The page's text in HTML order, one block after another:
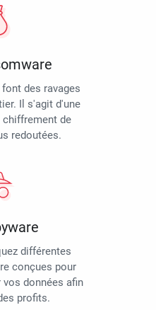
des ravages
Il s'agit d'une
chiffrement de
redoutées.
différentes
conçues pour
données afin
profits.